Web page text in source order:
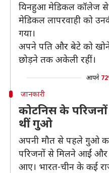
यिनहुआ मेडिकल कॉलेज से
मेडिकल लापरवाही को
गया।
अपने पति और बेटे को
छोड़ने तक अकेली रहीं।
आपने
जानकारी
कोटनिस के
थीं गुओ
अपनी मौत से पहले गुओ
परिजनों से मिलने आईं
आए। भारत-चीन के कई